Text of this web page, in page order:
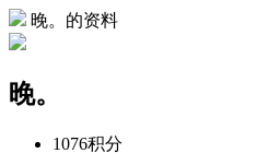
晚。的资料
晚。
1076积分